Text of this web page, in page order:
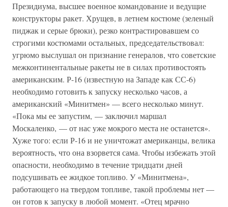
Президиума, высшее военное командование и ведущие
конструкторы ракет. Хрущев, в летнем костюме (зеленый
пиджак и серые брюки), резко контрастировавшем со
строгими костюмами остальных, председательствовал:
угрюмо выслушал он признание генералов, что советские
межконтинентальные ракеты не в силах противостоять
американским. Р-16 (известную на Западе как СС-6)
необходимо готовить к запуску несколько часов, а
американский «Минитмен» — всего несколько минут.
«Пока мы ее запустим, — заключил маршал
Москаленко, — от нас уже мокрого места не останется».
Хуже того: если Р-16 и не уничтожат американцы, велика
вероятность, что она взорвется сама. Чтобы избежать этой
опасности, необходимо в течение тридцати дней
подсушивать ее жидкое топливо. У «Минитмена»,
работающего на твердом топливе, такой проблемы нет —
он готов к запуску в любой момент. «Отец мрачно